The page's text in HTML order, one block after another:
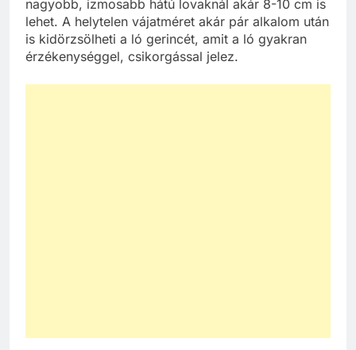
nagyobb, izmosabb hátú lovaknál akár 8-10 cm is
lehet. A helytelen vájatméret akár pár alkalom után
is kidörzsölheti a ló gerincét, amit a ló gyakran
érzékenységgel, csikorgással jelez.